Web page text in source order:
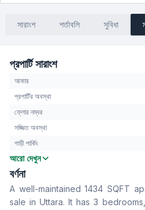
সারাংশ শর্তাবলি সুবিধা
প্রপার্টি সারাংশ
আকার
প্রপার্টির অবস্থা
ফ্লোর নম্বর
সজ্জিত অবস্থা
গাড়ী পার্কিং
বেডরুম
বাথরুম
বসার রুম
Drawing Room
আরো দেখুন
বর্ণনা
A well-maintained 1434 SQFT
sale in Uttara. It has 3